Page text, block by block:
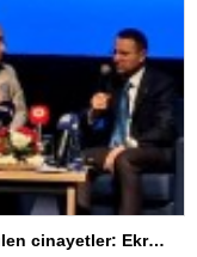
Yapay zeka telifleri ve yıllar sonra çözülen cinayetler: Ekrem Teymur sordu, Bakan Gürlek yanıtladı